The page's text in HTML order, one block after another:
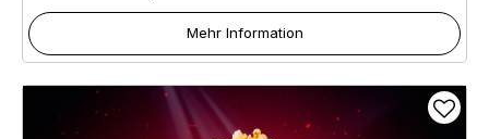
Mehr Information